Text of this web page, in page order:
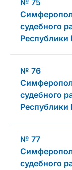
№ 75
судебного
№ 76
судебного
№ 77
судебного